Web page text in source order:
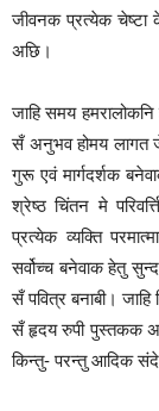
जीवनक प्रत्येक चेष्टा
अछि।
जाहि समय
सँ अनुभव होमय
गुरू एवं मार्गदर्शक
श्रेष्ठ चिंतन मे
प्रत्येक व्यक्ति
सर्वोच्च बनेवाक हेतु
सँ पवित्र बनाबी।
सँ हृदय रुपी पुस्तकक
किन्तु- परन्तु आदिक